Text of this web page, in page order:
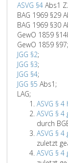
ASVG §4 Abs1
BAG 1969 §29
BAG 1969 §30
GewO 1859
GewO 1859 §97;
JGG §2;
JGG §3;
JGG §4;
JGG §5 Abs1;
LAG;
ASVG § 4
ASVG §
durch
ASVG §
zuletzt
ASVG §